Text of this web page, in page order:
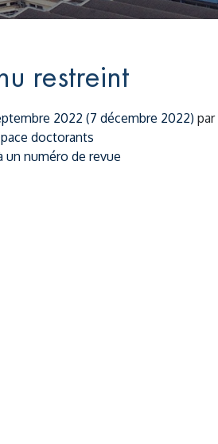
restreint
2022 (7 décembre 2022) par
doctorants
des articles
un numéro de revue